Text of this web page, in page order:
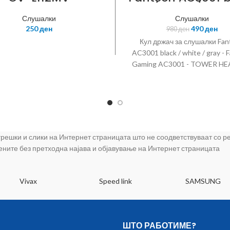
Слушалки
250ден
/ white / gray
Слушалки
980ден 490ден
Кул држач за слушалки
AC3001 black / white / gray -
Gaming AC3001 - TOWER
Detachable Body - Design By
и слики на Интернет страницата што не соодветствуваат со
без претходна најава и објавување на Интернет страницата
Vivax Speed link SAMSUNG
ШТО РАБОТИМЕ?